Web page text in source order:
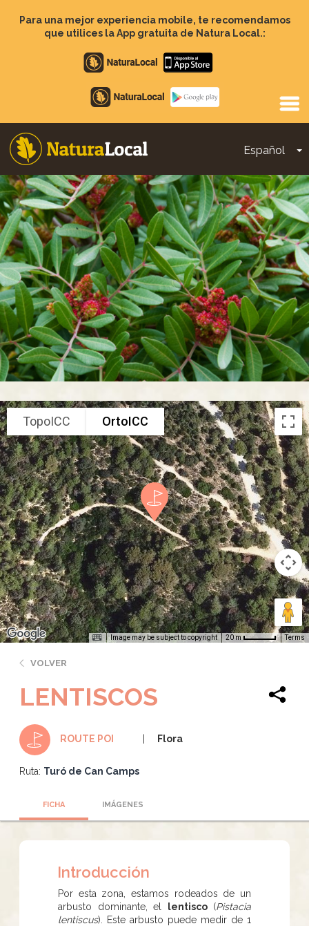
contenido
Para una mejor experiencia mobile, te recomendamos
que utilices la App gratuita de Natura Local.:
Apple
store
Google
Play
Español
Main
navigation
TopoICC OrtoICC
Image may be subject to copyright 20 m Terms
VOLVER
LENTISCOS
ROUTE POI Flora
Ruta: Turó de Can Camps
FICHA IMÁGENES
Introducción
Por esta zona, estamos rodeados de un
arbusto dominante, el
lentisco(Pistacia
lentiscus). Este arbusto puede medir de 1